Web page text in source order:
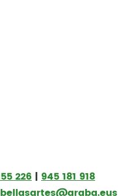
226 | 945 181 918